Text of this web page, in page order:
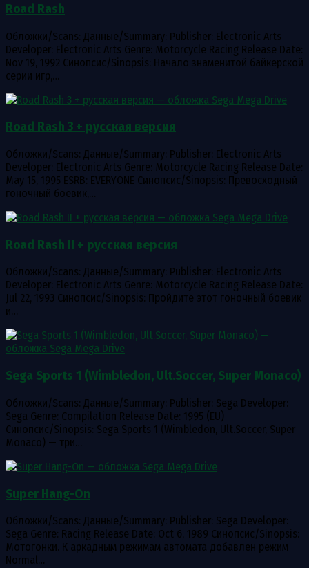
Road Rash
Обложки/Scans: Данные/Summary: Publisher: Electronic Arts
Developer: Electronic Arts Genre: Motorcycle Racing Release Date:
Nov 19, 1992 Синопсис/Sinopsis: Начало знаменитой байкерской
серии игр,…
Road Rash 3 + русская версия
Обложки/Scans: Данные/Summary: Publisher: Electronic Arts
Developer: Electronic Arts Genre: Motorcycle Racing Release Date:
May 15, 1995 ESRB: EVERYONE Синопсис/Sinopsis: Превосходный
гоночный боевик,…
Road Rash II + русская версия
Обложки/Scans: Данные/Summary: Publisher: Electronic Arts
Developer: Electronic Arts Genre: Motorcycle Racing Release Date:
Jul 22, 1993 Синопсис/Sinopsis: Пройдите этот гоночный боевик
и…
Sega Sports 1 (Wimbledon, Ult.Soccer, Super Monaco)
Обложки/Scans: Данные/Summary: Publisher: Sega Developer:
Sega Genre: Compilation Release Date: 1995 (EU)
Синопсис/Sinopsis: Sega Sports 1 (Wimbledon, Ult.Soccer, Super
Monaco) — три…
Super Hang-On
Обложки/Scans: Данные/Summary: Publisher: Sega Developer:
Sega Genre: Racing Release Date: Oct 6, 1989 Синопсис/Sinopsis:
Мотогонки. К аркадным режимам автомата добавлен режим
Normal…